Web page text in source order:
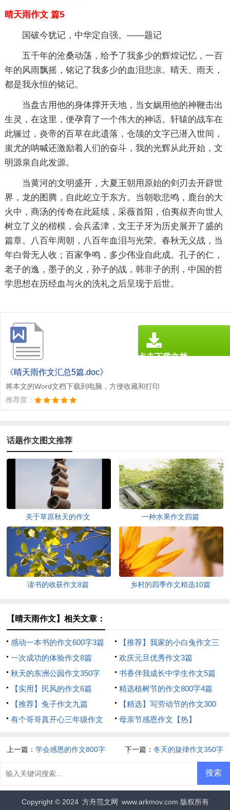
晴天雨作文 篇5
国破今犹记，中华定自强。——题记
五千年的沧桑动荡，给予了我多少的辉煌记忆，一百
年的风雨飘摇，铭记了我多少的血泪悲凉。晴天、雨天，
都是我永恒的铭记。
当盘古用他的身体撑开天地，当女娲用他的神鞭击出
生灵，在这里，便孕育了一个伟大的神话。轩辕的战车在
此辗过，炎帝的百草在此遗落，仓颉的文字已潜入世间，
蚩尤的呐喊还激励着人们的奋斗，我的光辉从此开始，文
明源泉自此发源。
当黄河的文明盛开，大夏王朝用原始的剑刃去开辟世
界，龙的图腾，自此屹立于东方。当朝歌悲鸣，鹿台的大
火中，商汤的传奇在此延续，采薇首阳，伯夷叔齐向世人
树立了义的楷模，会兵孟津，文王子牙为历史展开了盛的
篇章。八百年周朝，八百年血泪与光荣。春秋无义战，当
年白骨无人收；百家争鸣，多少伟业自此成。孔子的仁，
老子的逸，墨子的义，孙子的战，韩非子的刑，中国的哲
学思想在历经血与火的洗礼之后呈现于后世。
《晴天雨作文汇总5篇.doc》
将本文的Word文档下载到电脑，方便收藏和打印
推荐度：
点击下载文档
话题作文图文推荐
关于草原秋天的作文 一种水果作文四篇
读书的收获作文8篇 乡村的四季作文精选10篇
【晴天雨作文】相关文章：
感动一本书的作文600字3篇
【推荐】我家的小白兔作文三
篇
一次成功的体验作文8篇
欢庆元旦优秀作文3篇
秋天的东洲公园作文350字
书香伴我成长中学生作文5篇
【实用】民风的作文6篇
精选植树节的作文800字4篇
【推荐】兔子作文九篇
【精选】写劳动节的作文300
字4篇
有个哥哥真开心三年级作文 母亲节感恩作文【热】
上一篇：学会感恩的作文800字 下一篇： 冬天的旋律作文350字
Copyright © 2024 方舟范文网 www.arkmov.com 版权所有